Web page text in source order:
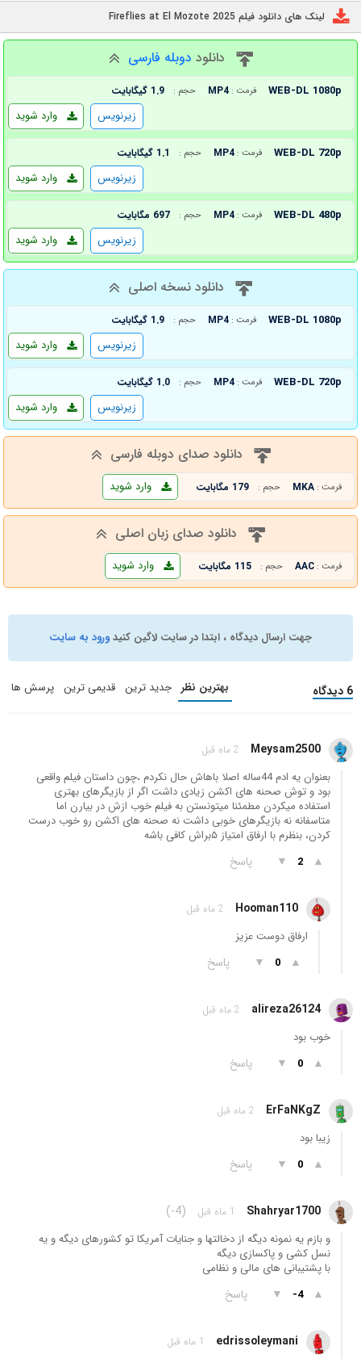
لینک های دانلود فیلم Fireflies at El Mozote 2025
دانلود دوبله فارسی
WEB-DL 1080p فرمت : MP4 حجم : 1.9 گیگابایت
وارد شوید زیرنویس
WEB-DL 720p فرمت : MP4 حجم : 1.1 گیگابایت
وارد شوید زیرنویس
WEB-DL 480p فرمت : MP4 حجم : 697 مگابایت
وارد شوید زیرنویس
دانلود نسخه اصلی
WEB-DL 1080p فرمت : MP4 حجم : 1.9 گیگابایت
وارد شوید زیرنویس
WEB-DL 720p فرمت : MP4 حجم : 1.0 گیگابایت
وارد شوید زیرنویس
دانلود صدای دوبله فارسی
فرمت : MKA حجم : 179 مگابایت وارد شوید
دانلود صدای زبان اصلی
فرمت : AAC حجم : 115 مگابایت وارد شوید
جهت ارسال دیدگاه ، ابتدا در سایت لاگین کنیدورود به سایت
6 دیدگاه بهترین نظر جدید ترین قدیمی ترین پرسش ها
Meysam2500 2 ماه قبل
بعنوان یه ادم 44ساله اصلا باهاش حال نکردم ،چون داستان فیلم واقعی
بود و توش صحنه های اکشن زیادی داشت اگر از بازیگرهای بهتری
استفاده میکردن مطمئنا میتونستن به فیلم خوب ازش در بیارن اما
متاسفانه نه بازیگرهای خوبی داشت نه صحنه های اکشن رو خوب درست
کردن، بنظرم با ارفاق امتیاز ۵براش کافی باشه
▲
2
▼ پاسخ
Hooman110 2 ماه قبل
ارفاق دوست عزیز
▲
0
▼ پاسخ
alireza26124 2 ماه قبل
خوب بود
▲
0
▼ پاسخ
ErFaNKgZ 2 ماه قبل
زیبا بود
▲
0
▼ پاسخ
Shahryar1700 1 ماه قبل (-4)
و بازم یه نمونه دیگه از دخالتها و جنایات آمریکا تو کشورهای دیگه و یه
نسل کشی و پاکسازی دیگه
با پشتیبانی های مالی و نظامی
▲
-4
▼ پاسخ
edrissoleymani 1 ماه قبل